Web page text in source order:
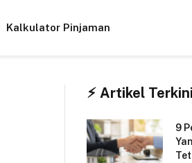
Kalkulator Pinjaman
⚡︎ Artikel Terkini
9